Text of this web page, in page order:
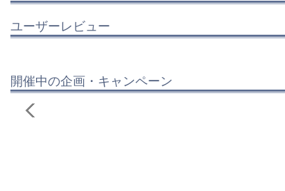
ユーザーレビュー
開催中の企画・キャンペーン